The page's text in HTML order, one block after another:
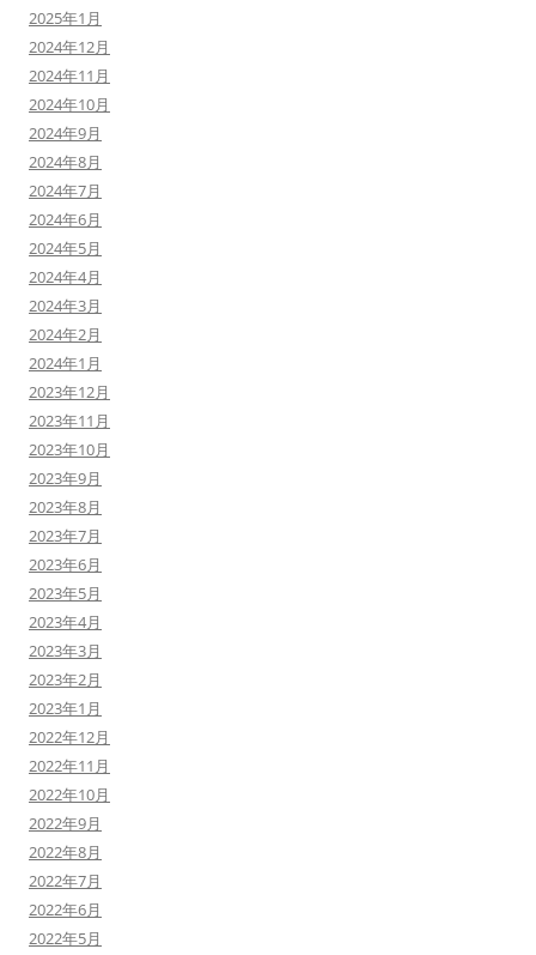
2025年1月
2024年12月
2024年11月
2024年10月
2024年9月
2024年8月
2024年7月
2024年6月
2024年5月
2024年4月
2024年3月
2024年2月
2024年1月
2023年12月
2023年11月
2023年10月
2023年9月
2023年8月
2023年7月
2023年6月
2023年5月
2023年4月
2023年3月
2023年2月
2023年1月
2022年12月
2022年11月
2022年10月
2022年9月
2022年8月
2022年7月
2022年6月
2022年5月